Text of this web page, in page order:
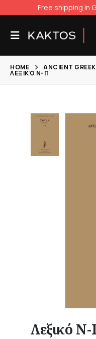
Free shipping in
HOME ANCIENT
ΛΕΞΙΚΌ Ν-Π
Λεξικό